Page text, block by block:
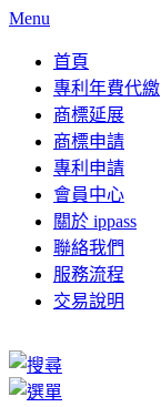
Menu
首頁
專利年費代繳
商標延展
商標申請
專利申請
會員中心
關於 ippass
聯絡我們
服務流程
交易說明